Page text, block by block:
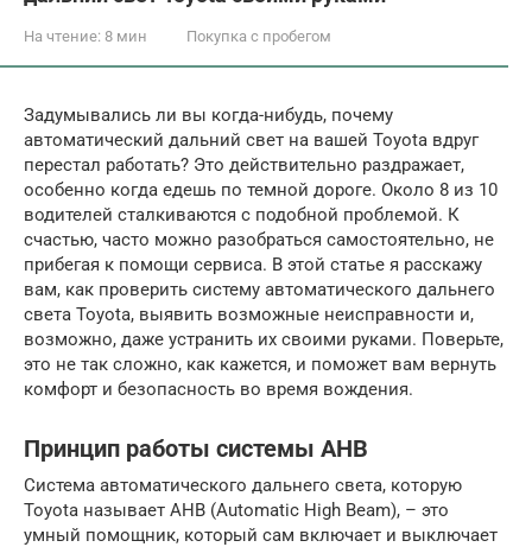
На чтение: 8 мин Покупка с пробегом
Задумывались ли вы когда-нибудь, почему
автоматический дальний свет на вашей Toyota вдруг
перестал работать? Это действительно раздражает,
особенно когда едешь по темной дороге. Около 8 из 10
водителей сталкиваются с подобной проблемой. К
счастью, часто можно разобраться самостоятельно, не
прибегая к помощи сервиса. В этой статье я расскажу
вам, как проверить систему автоматического дальнего
света Toyota, выявить возможные неисправности и,
возможно, даже устранить их своими руками. Поверьте,
это не так сложно, как кажется, и поможет вам вернуть
комфорт и безопасность во время вождения.
Принцип работы системы AHB
Система автоматического дальнего света, которую
Toyota называет AHB (Automatic High Beam), – это
умный помощник, который сам включает и выключает